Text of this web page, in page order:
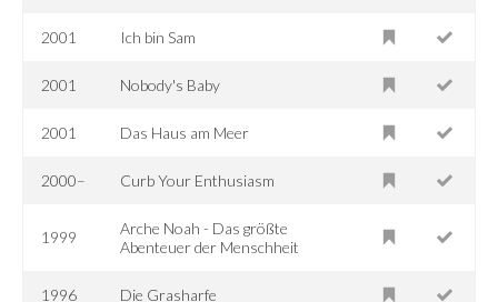
2001 Ich bin Sam
2001 Nobody's Baby
2001 Das Haus am Meer
2000– Curb Your Enthusiasm
1999
Arche Noah - Das größte
Abenteuer der Menschheit
1996 Die Grasharfe